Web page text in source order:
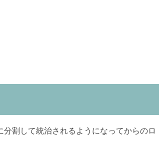
割して統治されるようになってからのロ